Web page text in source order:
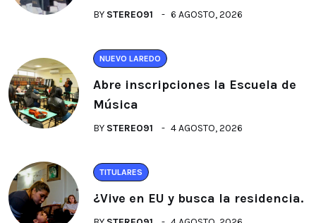
BY STEREO91 6 AGOSTO, 2026
NUEVO LAREDO
Abre inscripciones la Escuela de
Música
BY STEREO91 4 AGOSTO, 2026
TITULARES
¿Vive en EU y busca la residencia.